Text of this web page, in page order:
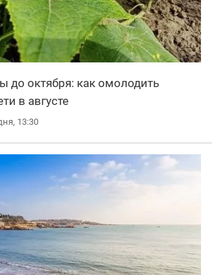
до октября: как омолодить
в августе
13:30